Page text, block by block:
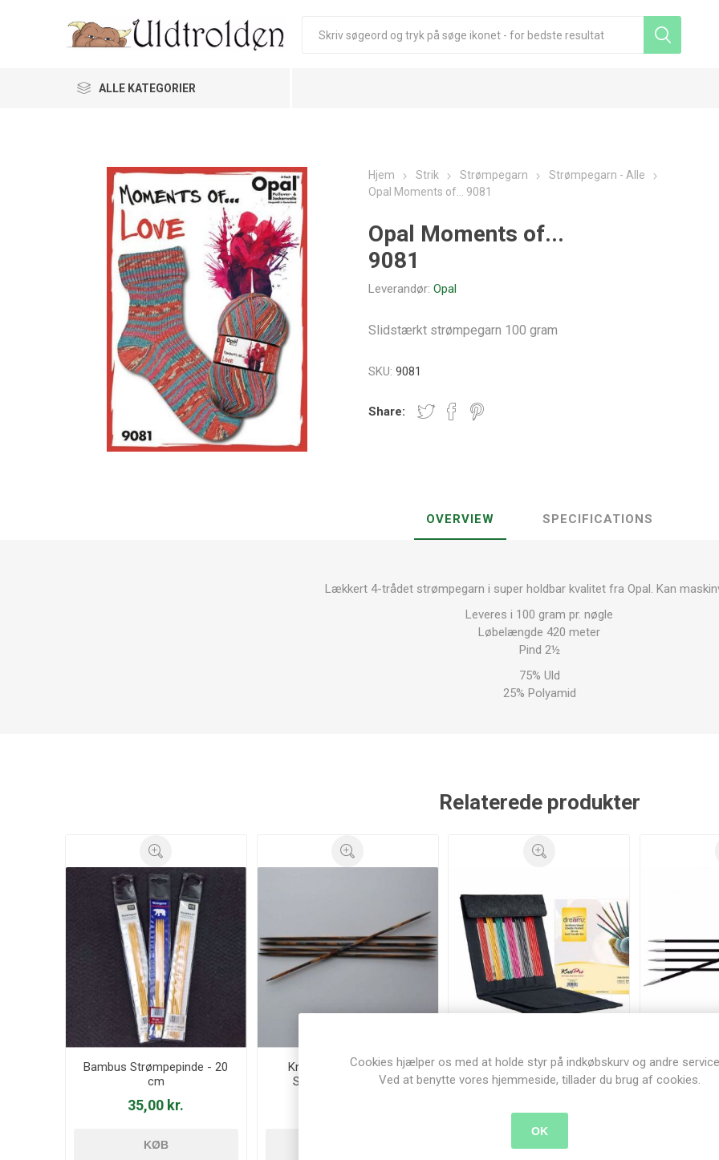
ALLE KATEGORIER
Hjem Strik Strømpegarn
Strømpegarn - Alle
Opal Moments of... 9081
Opal Moments of...
9081
Leverandør: Opal
Slidstærkt strømpegarn 100 gram
SKU: 9081
Share:
OVERVIEW SPECIFICATIONS
Lækkert 4-trådet strømpegarn i super holdbar kvalitet fra Opal. Kan
Leveres i 100 gram pr. nøgle
Løbelængde 420 meter
Pind 2½
75% Uld
25% Polyamid
Relaterede produkter
Bambus Strømpepinde - 20
cm
35,00 kr.
KØB
KnitPro Cubics Natural
Strømpepinde 20 cm
KnitPro Dreamz
Strømpepinde Sæt - 20 cm
Cookies hjælper os med at holde styr på indkøbskurv og andre
Ved at benytte vores hjemmeside, tillader du brug af cookies.
OK